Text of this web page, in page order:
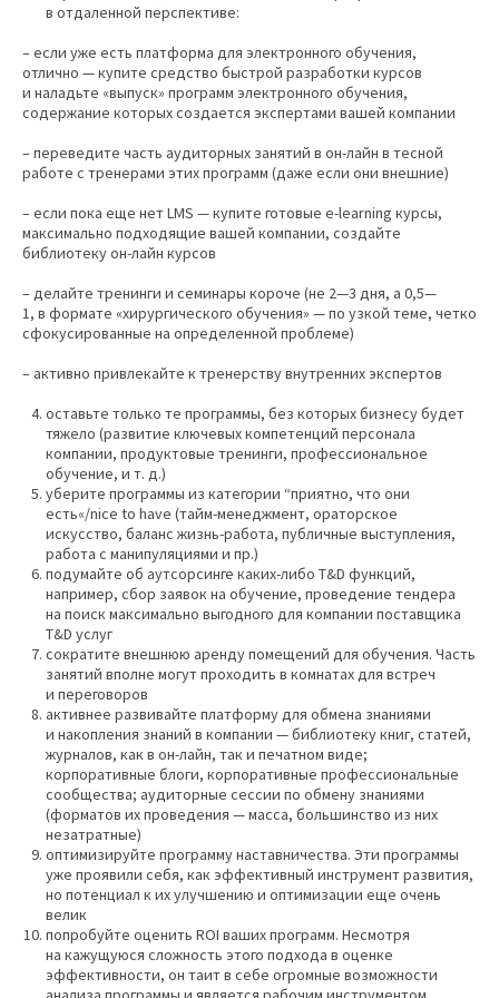
в отдаленной перспективе:
– если уже есть платформа для электронного обучения,
отлично — купите средство быстрой разработки курсов
и наладьте «выпуск» программ электронного обучения,
содержание которых создается экспертами вашей компании
– переведите часть аудиторных занятий в он-лайн в тесной
работе с тренерами этих программ (даже если они внешние)
– если пока еще нет LMS — купите готовые e-learning курсы,
максимально подходящие вашей компании, создайте
библиотеку он-лайн курсов
– делайте тренинги и семинары короче (не 2—3 дня, а 0,5—
1, в формате «хирургического обучения» — по узкой теме, четко
сфокусированные на определенной проблеме)
– активно привлекайте к тренерству внутренних экспертов
оставьте только те программы, без которых бизнесу будет
тяжело (развитие ключевых компетенций персонала
компании, продуктовые тренинги, профессиональное
обучение, и т. д.)
уберите программы из категории “приятно, что они
есть«/nice to have (тайм-менеджмент, ораторское
искусство, баланс жизнь-работа, публичные выступления,
работа с манипуляциями и пр.)
подумайте об аутсорсинге каких-либо T&D функций,
например, сбор заявок на обучение, проведение тендера
на поиск максимально выгодного для компании поставщика
T&D услуг
сократите внешнюю аренду помещений для обучения. Часть
занятий вполне могут проходить в комнатах для встреч
и переговоров
активнее развивайте платформу для обмена знаниями
и накопления знаний в компании — библиотеку книг, статей,
журналов, как в он-лайн, так и печатном виде;
корпоративные блоги, корпоративные профессиональные
сообщества; аудиторные сессии по обмену знаниями
(форматов их проведения — масса, большинство из них
незатратные)
оптимизируйте программу наставничества. Эти программы
уже проявили себя, как эффективный инструмент развития,
но потенциал к их улучшению и оптимизации еще очень
велик
попробуйте оценить ROI ваших программ. Несмотря
на кажущуюся сложность этого подхода в оценке
эффективности, он таит в себе огромные возможности